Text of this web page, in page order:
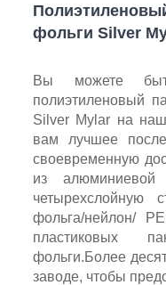
фольги Silver
Вы можете
полиэтиленовый
Silver Mylar на
вам лучшее
своевременную
из
четырехслойную
фольга/нейлон/
пластиковых
фольги.Более
заводе, чтобы